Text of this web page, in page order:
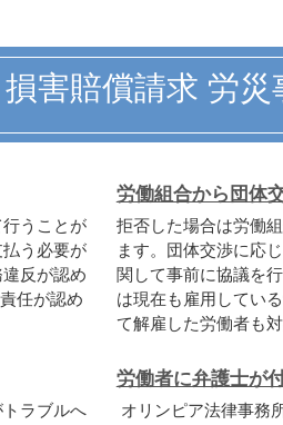
害賠償請求 労災
うことが
う必要が
反が認め
任が認め
労働組合から団体
拒否した場合は労働組
ます。団体交渉に応
関して事前に協議を
は現在も雇用してい
て解雇した労働者も
ラブルへ
労働者に弁護士が
オリンピア法律事務所